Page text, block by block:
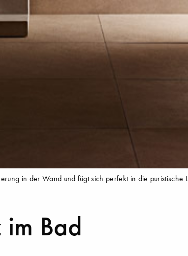
Bad
in der Wand und fügt sich perfekt in die